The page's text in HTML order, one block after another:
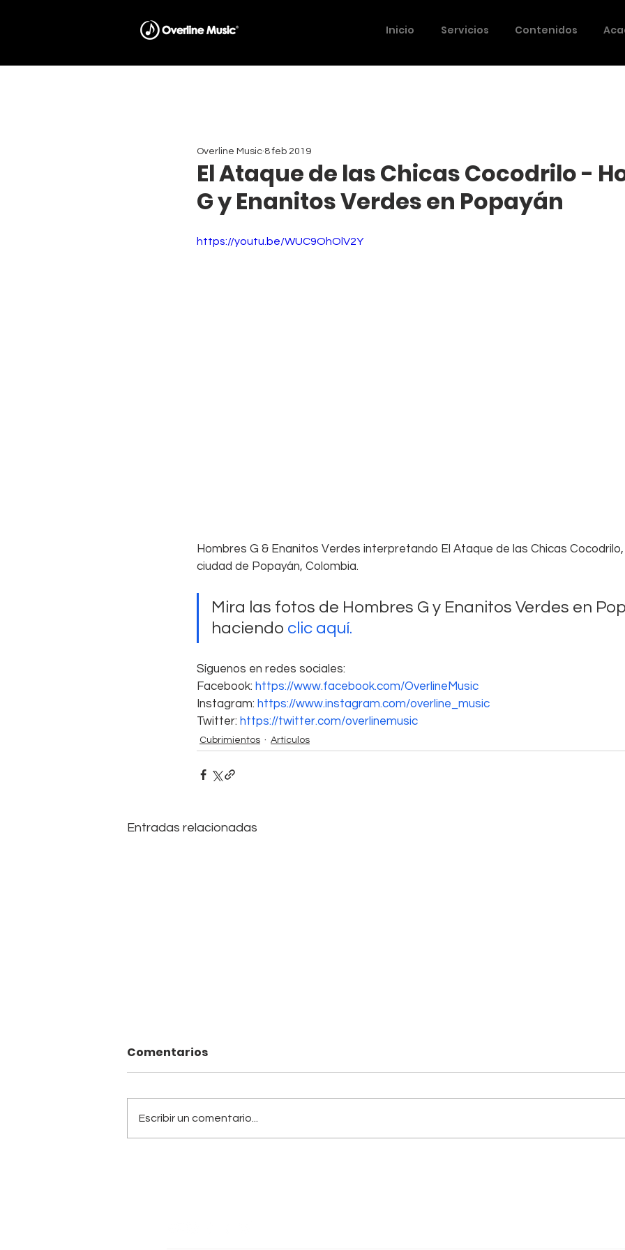
Inicio Servicios Contenidos
El Ataque de las Chicas Cocodrilo -
G y Enanitos Verdes en Popayán
Overline Music 8 feb 2019
https://youtu.be/WUC9OhOlV2Y
Hombres G & Enanitos Verdes interpretando El Ataque de las Chicas
ciudad de Popayán, Colombia.
Mira las fotos de Hombres G y Enanitos Verdes en
haciendo clic aquí.
Síguenos en redes sociales:
Facebook: https://www.facebook.com/OverlineMusic
Instagram: https://www.instagram.com/overline_music
Twitter: https://twitter.com/overlinemusic
Cubrimientos Artículos
Entradas relacionadas
Comentarios
Escribir un comentario...